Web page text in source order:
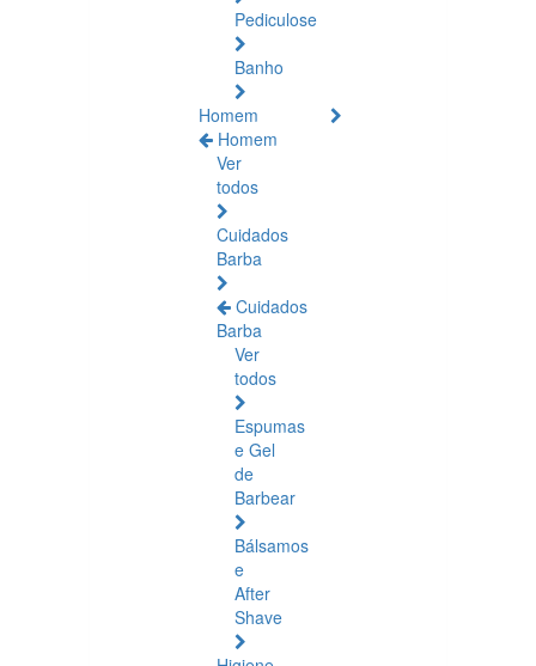
Pediculose
Banho
Homem
Homem
Ver
todos
Cuidados
Barba
Cuidados
Barba
Ver
todos
Espumas
e Gel
de
Barbear
Bálsamos
e
After
Shave